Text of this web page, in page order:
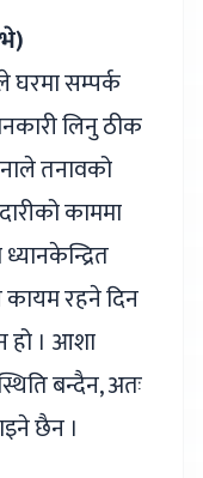
घरमा सम्पर्क
लिनु ठीक
तनावको
काममा
रहने दिन
हो । आशा
बन्दैन, अतः
छैन ।